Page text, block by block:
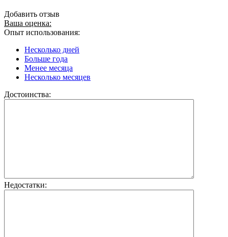
Добавить отзыв
Ваша оценка:
Опыт использования:
Несколько дней
Больше года
Менее месяца
Несколько месяцев
Достоинства:
Недостатки: